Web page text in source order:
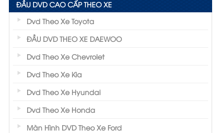
ĐẦU DVD CAO CẤP THEO XE
Dvd Theo Xe Toyota
ĐẦU DVD THEO XE DAEWOO
Dvd Theo Xe Chevrolet
Dvd Theo Xe Kia
Dvd Theo Xe Hyundai
Dvd Theo Xe Honda
Màn Hình DVD Theo Xe Ford